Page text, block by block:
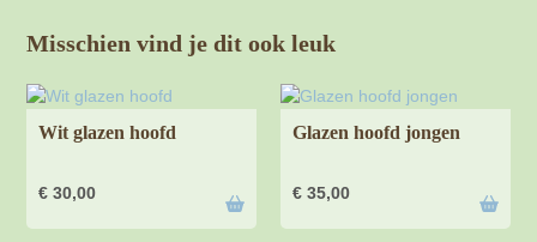
Misschien vind je dit ook leuk
Wit glazen hoofd
€ 30,00
Glazen hoofd jongen
€ 35,00